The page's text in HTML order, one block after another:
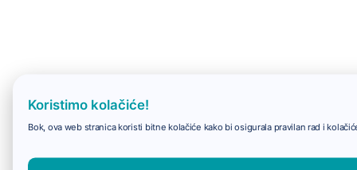
Koristimo kolačiće!
Bok, ova web stranica koristi bitne kolačiće kako bi osigurala pravilan rad i